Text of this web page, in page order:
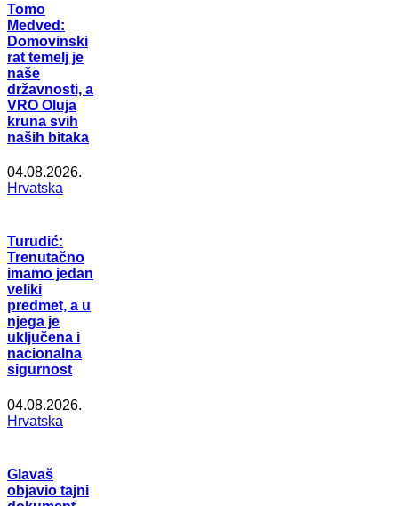
Tomo
Medved:
Domovinski
rat temelj je
naše
državnosti, a
VRO Oluja
kruna svih
naših bitaka
04.08.2026.
Hrvatska
Turudić:
Trenutačno
imamo jedan
veliki
predmet, a u
njega je
uključena i
nacionalna
sigurnost
04.08.2026.
Hrvatska
Glavaš
objavio tajni